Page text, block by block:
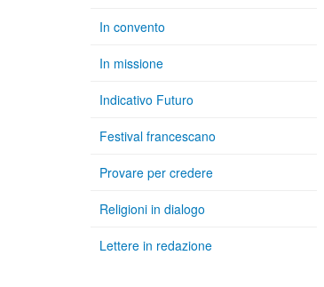
In convento
In missione
Indicativo Futuro
Festival francescano
Provare per credere
Religioni in dialogo
Lettere in redazione